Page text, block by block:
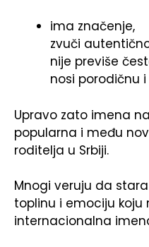
ima značenje,
zvuči
nije previše
nosi porodičnu
Upravo zato imena
popularna i među
roditelja u Srbiji.
Mnogi veruju da
toplinu i emociju koju
internacionalna